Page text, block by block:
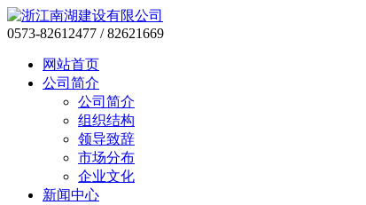
0573-82612477 / 82621669
网站首页
公司简介
公司简介
组织结构
领导致辞
市场分布
企业文化
新闻中心